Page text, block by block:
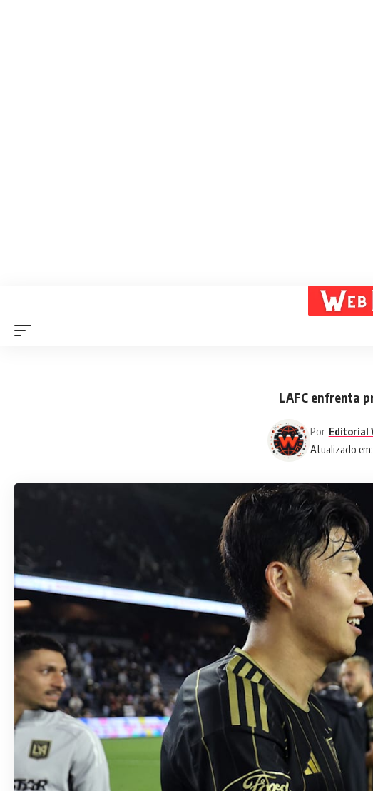
LAFC enfrenta
Atualizado
Por Editorial